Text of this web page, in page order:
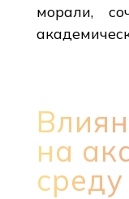
морали,
на
среду